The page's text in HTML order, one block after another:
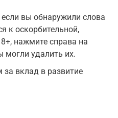
вы обнаружили слова
к оскорбительной,
нажмите справа на
могли удалить их.
вклад в развитие